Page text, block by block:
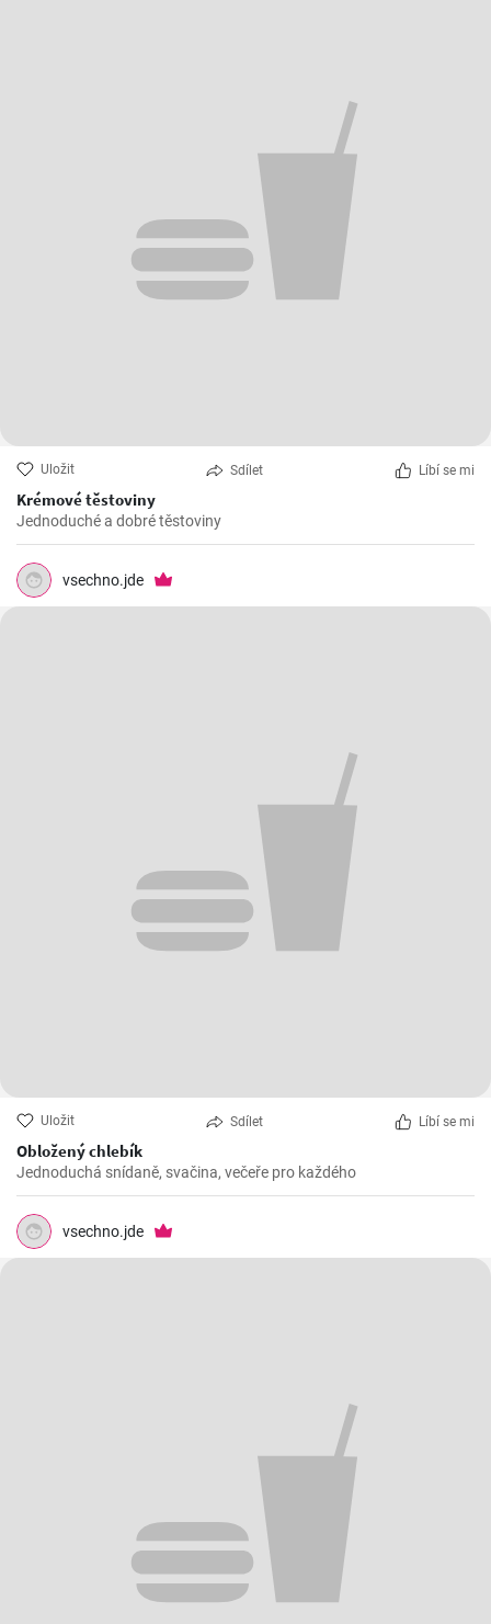
Uložit Sdílet Líbí se mi
Krémové těstoviny
Jednoduché a dobré těstoviny
vsechno.jde
Uložit Sdílet Líbí se mi
Obložený chlebík
Jednoduchá snídaně, svačina, večeře pro každého
vsechno.jde